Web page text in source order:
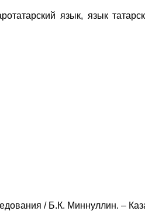
язык, язык
/ Б.К. Миннуллин. –